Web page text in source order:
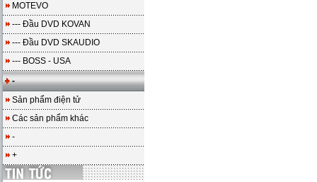
MOTEVO
--- Đầu DVD KOVAN
--- Đầu DVD SKAUDIO
--- BOSS - USA
-
Sản phẩm điện tử
Các sản phẩm khác
-
+